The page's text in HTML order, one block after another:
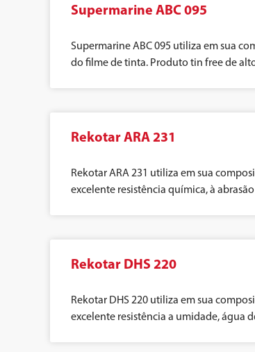
Supermarine ABC 095
Supermarine ABC 095 utiliza em sua
do filme de tinta. Produto tin free de
Rekotar ARA 231
Rekotar ARA 231 utiliza em sua
excelente resistência química, à
Rekotar DHS 220
Rekotar DHS 220 utiliza em sua
excelente resistência a umidade, água